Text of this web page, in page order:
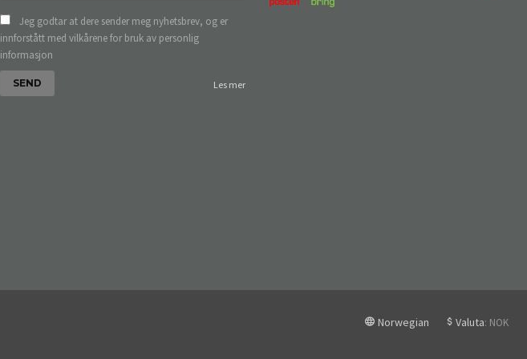
Jeg godtar at dere sender meg nyhetsbrev, og er
innforstått med vilkårene for bruk av personlig
informasjon
Les mer
Norwegian Valuta: NOK